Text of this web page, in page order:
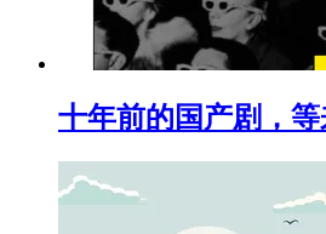
十年前的国产剧，